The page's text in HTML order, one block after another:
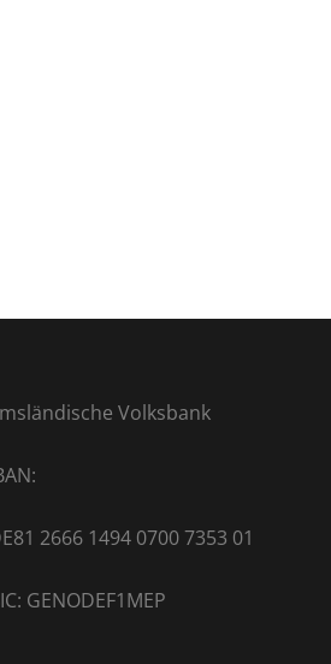
Volksbank
2666 1494 0700 7353 01
GENODEF1MEP